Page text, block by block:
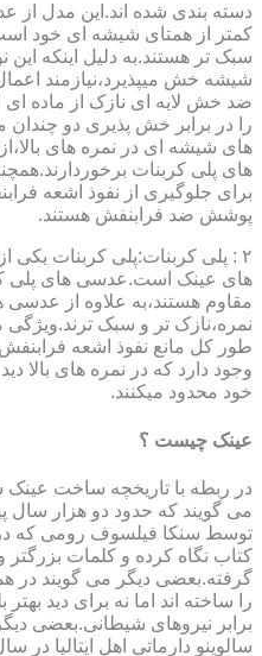
دسته بندی شده اند.این مدل از
کمتر از همتای شیشه ای خود
سبک تر هستند.به دلیل اینکه این
شیشه خش میپذیرد،نیازمند
ضد خش لایه ای نازک از ماده
را در برابر خش پذیری دو
های شیشه ای در نمره های
های پلی کربنات
برای جلوگیری از نفوذ اشعه
پوشش ضد فرابنفش هستند.
۲ : پلی کربنات:پلی کربنات
های عینک است.عدسی های پلی
مقاوم هستند،به علاوه از
نمره،نازک تر و سبک ترند.ویژگی
طور کل مانع نفوذ اشعه فرابنفش
وجود دارد که در نمره های بالا
خود محدود میکنند.
عینک چیست ؟
در ربطه با تاریخچه ساخت
می گویند که حدود دو هزار سال
توسط سنکا فیلسوف رومی که در
کتاب نگاه کرده و کلمات
گرفته.بعضی دیگر می گویند در
را ساخته اند اما نه برای دید
برابر نیروهای شیطانی.بعضی